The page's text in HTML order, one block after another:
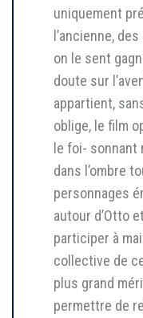
uniquement
l’ancienne,
on le sent
doute sur
appartient,
oblige, le film
le foi- sonnant
dans l’ombre
personnages
autour d’Otto
participer à
collective de
plus grand
permettre de